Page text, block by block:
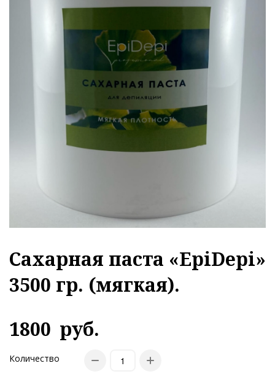
Сахарная паста «EpiDepi»
3500 гр. (мягкая).
1800 руб.
Количество